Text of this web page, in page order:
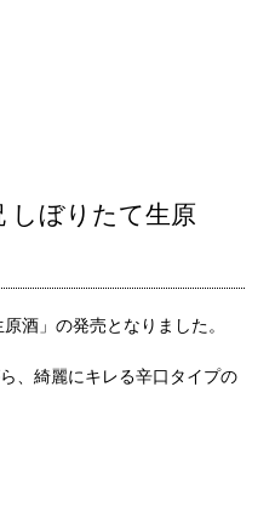
しぼりたて生原
酒」の発売となりました。
、綺麗にキレる辛口タイプの